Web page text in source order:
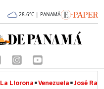
28.6°C | PANAMÁ
La Llorona Venezuela José